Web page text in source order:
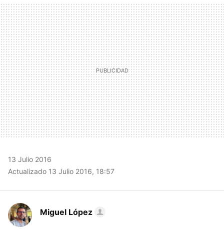
MAIL
13 Julio 2016
Actualizado 13 Julio 2016, 18:57
Miguel López